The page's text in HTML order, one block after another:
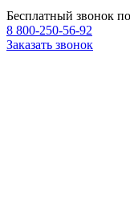
Бесплатный звонок
8 800-250-56-92
Заказать звонок